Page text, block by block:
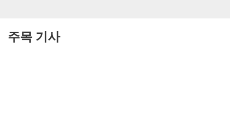
주목 기사